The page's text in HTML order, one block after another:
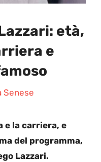
età,
e
Senese
e la carriera, e
del programma,
Lazzari.